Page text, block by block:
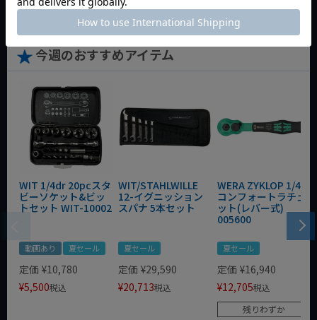
今週のおすすめアイテム
WIT 1/4dr 20pcスタ
ビーソケット&ビッ
トセット WIT-10002
動画あり 夏セール
定価 ¥10,780
¥5,500税込
WIT/STAHLWILLE
12-イグニッション
スパナ 5本セット
夏セール
定価 ¥29,590
¥20,713税込
WERA ZYKLOP 1/4"
コンフォートラチェ
ット(レバー式)
005600
夏セール
定価 ¥16,940
¥12,705税込
残りわずか